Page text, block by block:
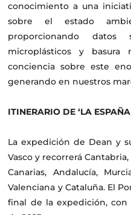
conocimiento a una
sobre el estado
proporcionando
microplásticos y basura
conciencia sobre este
generando en nuestros
ITINERARIO DE ‘LA ESPAÑA
La expedición de Dean y
Vasco y recorrerá
Canarias, Andalucía,
Valenciana y Cataluña. El
final de la expedición,